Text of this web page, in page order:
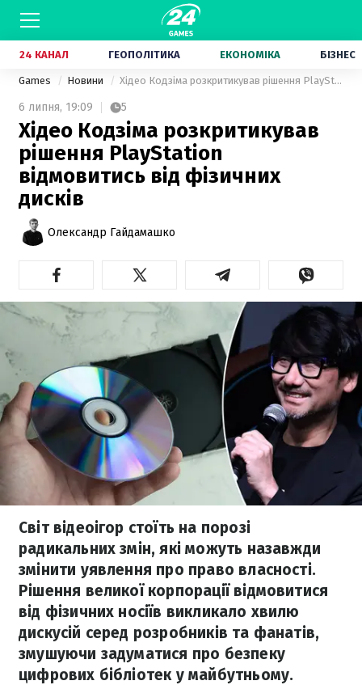
24 КАНАЛ ГЕОПОЛІТИКА ЕКОНОМІКА БІЗНЕС
Games Новини Хідео Кодзіма розкритикував рішення PlayStation відмовитись від фізичних дисків
6 липня, 19:09 5
Хідео Кодзіма розкритикував
рішення PlayStation
відмовитись від фізичних
дисків
Олександр Гайдамашко
Світ відеоігор стоїть на порозі
радикальних змін, які можуть назавжди
змінити уявлення про право власності.
Рішення великої корпорації відмовитися
від фізичних носіїв викликало хвилю
дискусій серед розробників та фанатів,
змушуючи задуматися про безпеку
цифрових бібліотек у майбутньому.